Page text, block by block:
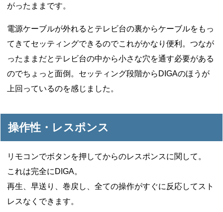
がったままです。
電源ケーブルが外れるとテレビ台の裏からケーブルをもっ
てきてセッティングできるのでこれがかなり便利。つなが
ったままだとテレビ台の中から小さな穴を通す必要がある
のでちょっと面倒。セッティング段階からDIGAのほうが
上回っているのを感じました。
操作性・レスポンス
リモコンでボタンを押してからのレスポンスに関して。
これは完全にDIGA。
再生、早送り、巻戻し、全ての操作がすぐに反応してスト
レスなくできます。